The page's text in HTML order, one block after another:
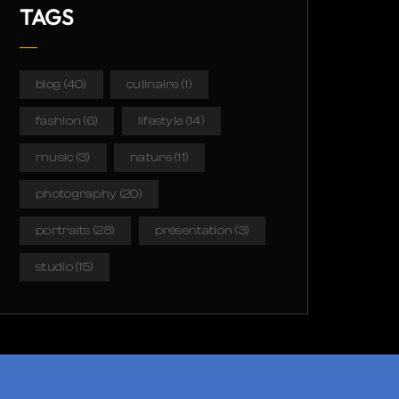
TAGS
blog (40) culinaire (1)
fashion (6) lifestyle (14)
music (3) nature(11)
photography (20)
portraits (28) présentation (3)
studio(15)